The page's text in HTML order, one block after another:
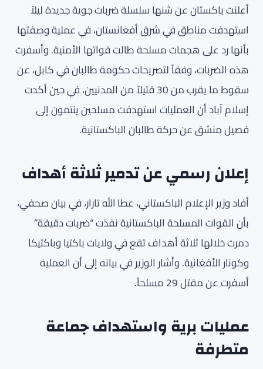
أعلنت باكستان عن شنها سلسلة ضربات جوية جديدة ليلاً
استهدفت مناطق في شرق أفغانستان، في عملية وصفتها
بأنها رد على هجمات مسلحة طالت قواتها الأمنية. وأسفرت
هذه الضربات، وفقاً لتصريحات حكومة طالبان في كابل، عن
سقوط ما يقرب من 30 قتيلاً من المدنيين، في حين أكدت
إسلام آباد أن العمليات استهدفت مسلحين ينتمون إلى
فصيل منشق عن حركة طالبان الباكستانية.
إعلان رسمي عن تدمير ثلاثة أهداف
أفاد وزير الإعلام الباكستاني، عطا الله تارار، في بيان صحفي،
بأن القوات المسلحة الباكستانية نفذت “ضربات دقيقة”
دمرت خلالها ثلاثة أهداف تقع في ولايات باكتيا وباكتيكا
وكونار الأفغانية. وأشار الوزير في بيانه إلى أن العملية
أسفرت عن مقتل 29 مسلحاً.
عمليات برية واستهداف جماعة
متطرفة